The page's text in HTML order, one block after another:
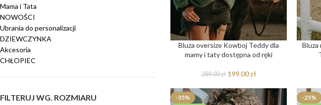
Mama i Tata
NOWOŚCI
Ubrania do personalizacji
DZIEWCZYNKA
Akcesoria
CHŁOPIEC
FILTERUJ WG. ROZMIARU
Bluza oversize Kowboj Teddy dla
mamy i taty dostępna od ręki
289.00zł 199.00zł
Bluza
-35%
-25%